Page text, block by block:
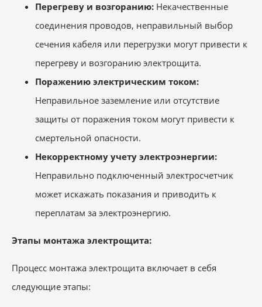
Перегреву и возгоранию: Некачественные
соединения проводов, неправильный выбор
сечения кабеля или перегрузки могут привести к
перегреву и возгоранию электрощита.
Поражению электрическим током:
Неправильное заземление или отсутствие
защиты от поражения током могут привести к
смертельной опасности.
Некорректному учету электроэнергии:
Неправильно подключенный электросчетчик
может искажать показания и приводить к
переплатам за электроэнергию.
Этапы монтажа электрощита:
Процесс монтажа электрощита включает в себя
следующие этапы: